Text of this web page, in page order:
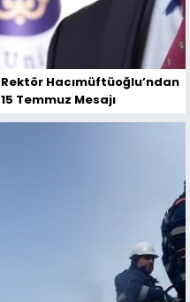
Rektör Hacımüftüoğlu’ndan
15 Temmuz Mesajı